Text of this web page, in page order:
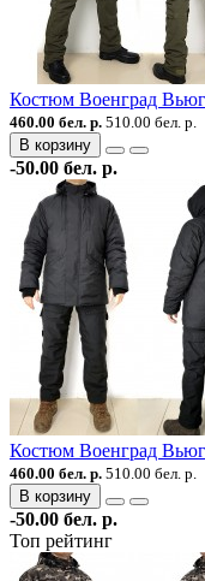
Костюм Военград
460.00 бел. р. 510.00 бел. р.
В корзину
-50.00 бел. р.
Костюм Военград
460.00 бел. р. 510.00 бел. р.
В корзину
-50.00 бел. р.
Топ рейтинг